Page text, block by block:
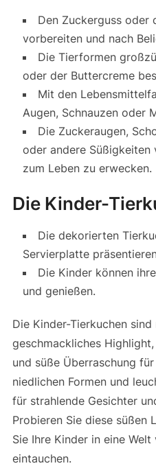
Den Zuckerguss oder
vorbereiten und nach
Die Tierformen
oder der Buttercreme
Mit den
Augen, Schnauzen oder
Die Zuckeraugen,
oder andere Süßigkeiten
zum Leben zu erwecken.
Die Kinder-
Die dekorierten
Servierplatte
Die Kinder können
und genießen.
Die Kinder-Tierkuchen
geschmackliches
und süße Überraschung
niedlichen Formen und
für strahlende Gesichter
Probieren Sie diese süßen
Sie Ihre Kinder in eine
eintauchen.